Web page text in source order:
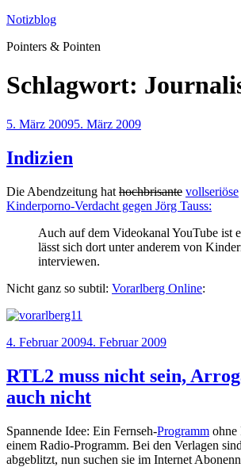
Zum
springen
Notizblog
Pointers & Pointen
Schlagwort:
Veröffentlicht
5. März 20095. März 2009
Indizien
Die Abendzeitung hat hochbrisante vollseriöse
Kinderporno-Verdacht gegen Jörg Tauss:
Auch auf dem Videokanal YouTube ist
lässt sich dort unter anderem von
interviewen.
Nicht ganz so subtil: Vorarlberg Online:
Veröffentlicht
4. Februar 20094. Februar 2009
RTL2 muss nicht sein,
auch nicht
Spannende Idee: Ein Fernseh-Programm ohne
einem Radio-Programm. Bei den Verlagen
abgeblitzt, nun suchen sie im Internet